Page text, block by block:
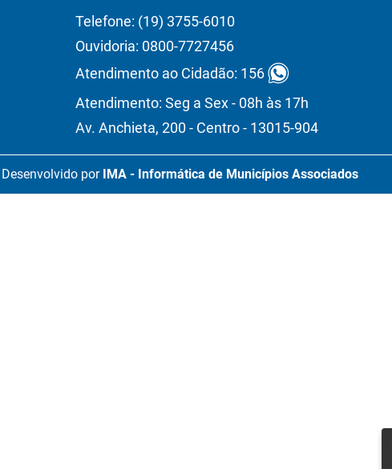
Telefone: (19) 3755-6010
Ouvidoria: 0800-7727456
Atendimento ao Cidadão: 156
Atendimento: Seg a Sex - 08h às 17h
Av. Anchieta, 200 - Centro - 13015-904
Desenvolvido por IMA - Informática de Municípios Associados